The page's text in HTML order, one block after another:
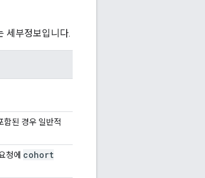
세부정보입니다.
함된 경우 일반적
청에 cohort